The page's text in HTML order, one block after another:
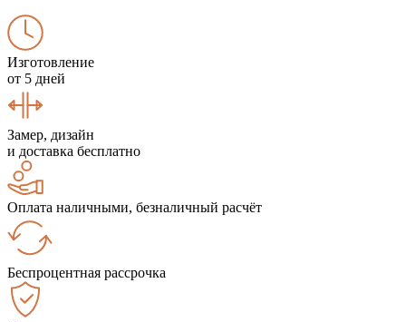
Изготовление
от 5 дней
Замер, дизайн
и доставка бесплатно
Оплата наличными, безналичный расчёт
Беспроцентная рассрочка